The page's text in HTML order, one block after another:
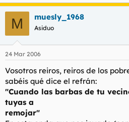
M muesly_1968
Asiduo
24 Mar 2006
Vosotros reiros, reiros de los
sabéis qué dice el refrán:
"Cuando las barbas de tu
tuyas a
remojar"